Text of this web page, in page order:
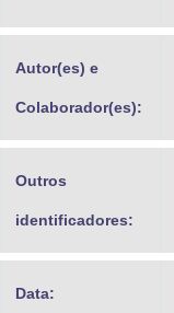
Autor(es) e
Colaborador(es):
Outros
identificadores:
Data: